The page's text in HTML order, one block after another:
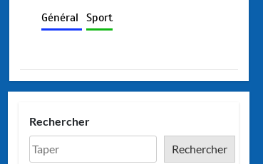
Général Sport
Rechercher
Rechercher